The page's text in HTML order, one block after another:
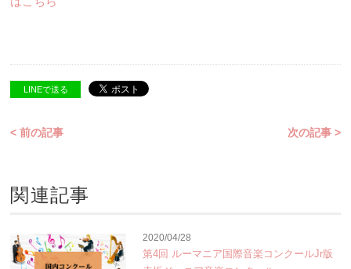
LINEで送る
< 前の記事 次の記事 >
関連記事
2020/04/28
第4回 ルーマニア国際音楽コンクールJr版